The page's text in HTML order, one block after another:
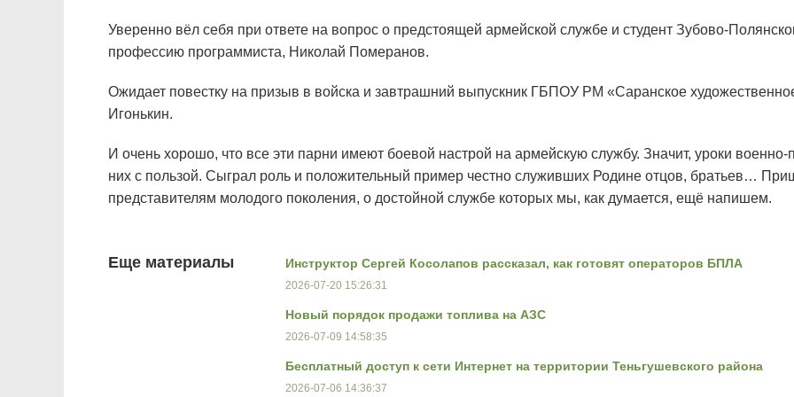
Уверенно вёл себя при ответе на вопрос о предстоящей армейской службе и студент Зубово-
профессию программиста, Николай Померанов.
Ожидает повестку на призыв в войска и завтрашний выпускник ГБПОУ РМ «Саранское
Игонькин.
И очень хорошо, что все эти парни имеют боевой настрой на армейскую службу. Значит, уроки
них с пользой. Сыграл роль и положительный пример честно служивших Родине отцов, братьев…
представителям молодого поколения, о достойной службе которых мы, как думается, ещё напишем.
Еще материалы Инструктор Сергей Косолапов рассказал, как готовят операторов БПЛА
2026-07-20 15:26:31
Новый порядок продажи топлива на АЗС
2026-07-09 14:58:35
Бесплатный доступ к сети Интернет на территории Теньгушевского района
2026-07-06 14:36:37